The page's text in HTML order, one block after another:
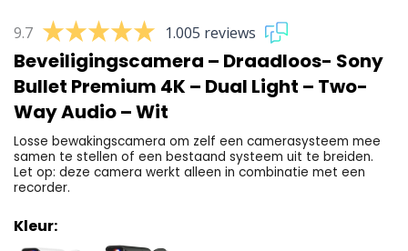
9.7 1.005 reviews
Beveiligingscamera – Draadloos- Sony
Bullet Premium 4K – Dual Light – Two-
Way Audio – Wit
Losse bewakingscamera om zelf een camerasysteem mee
samen te stellen of een bestaand systeem uit te breiden.
Let op: deze camera werkt alleen in combinatie met een
recorder.
Kleur: